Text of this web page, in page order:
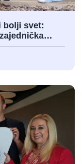
bolji svet: